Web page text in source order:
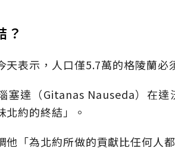
？
天表示，人口僅5.7萬的格陵蘭必
塞達（Gitanas Nauseda）在
北約的終結」。
他「為北約所做的貢獻比任何人